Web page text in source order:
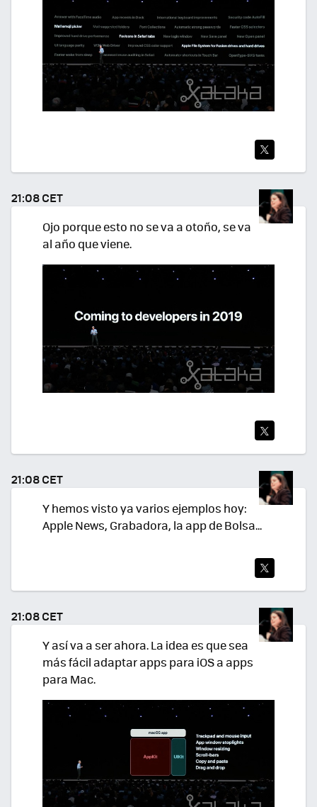
TEA
R
21:08 CET
Ojo porque esto no se va a otoño, se va
al año que viene.
TEA
R
21:08 CET
Y hemos visto ya varios ejemplos hoy:
Apple News, Grabadora, la app de Bolsa...
TEA
R
21:08 CET
Y así va a ser ahora. La idea es que sea
más fácil adaptar apps para iOS a apps
para Mac.